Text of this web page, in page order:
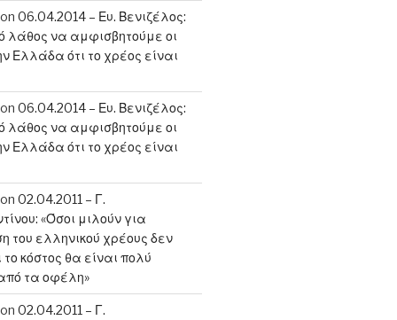
on 06.04.2014 – Ευ. Βενιζέλος:
λάθος να αμφισβητούμε οι
Ελλάδα ότι το χρέος είναι
on 06.04.2014 – Ευ. Βενιζέλος:
λάθος να αμφισβητούμε οι
Ελλάδα ότι το χρέος είναι
on 02.04.2011 – Γ.
«Όσοι μιλούν για
του ελληνικού χρέους δεν
το κόστος θα είναι πολύ
τα οφέλη»
on 02.04.2011 – Γ.